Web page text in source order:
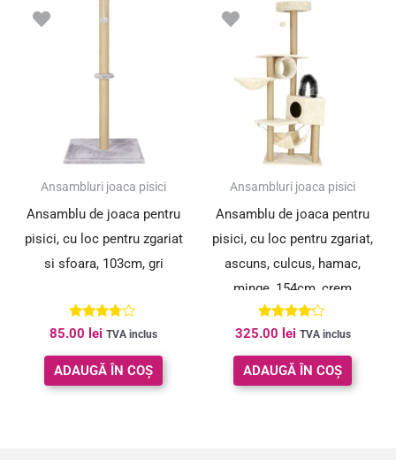
Ansambluri joaca pisici
Ansamblu de joaca pentru
pisici, cu loc pentru zgariat
si sfoara, 103cm, gri
Evaluat
la
3.67
din 5
85.00 lei TVA inclus
ADAUGĂ ÎN COȘ
Ansambluri joaca pisici
Ansamblu de joaca pentru
pisici, cu loc pentru zgariat,
ascuns, culcus, hamac,
minge, 154cm, crem
Evaluat la
4.00
din 5
325.00 lei TVA inclus
ADAUGĂ ÎN COȘ